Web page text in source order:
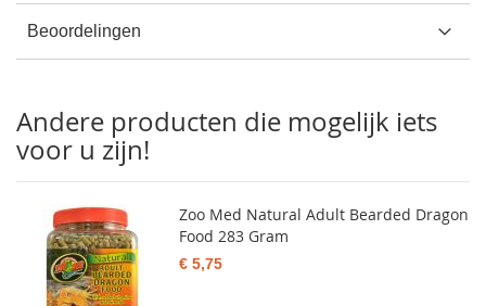
Beoordelingen
Andere producten die mogelijk iets
voor u zijn!
Zoo Med Natural Adult Bearded Dragon
Food 283 Gram
€ 5,75